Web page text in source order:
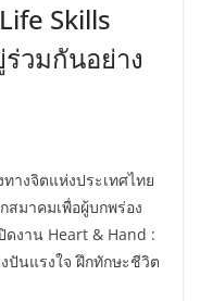
Skills
วมกันอย่าง
างจิตแห่งประเทศไทย
มาคมเพื่อผู้บกพร่อง
ดงาน Heart & Hand :
ปันแรงใจ ฝึกทักษะชีวิต